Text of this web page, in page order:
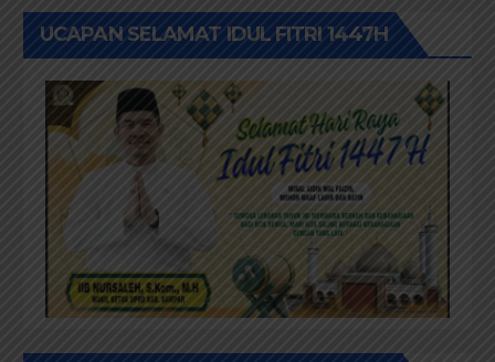
UCAPAN SELAMAT IDUL FITRI 1447H